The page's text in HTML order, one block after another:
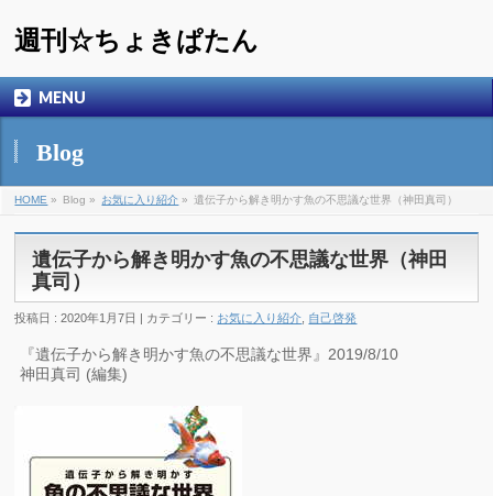
週刊☆ちょきぱたん
MENU
Blog
HOME » Blog » お気に入り紹介 » 遺伝子から解き明かす魚の不思議な世界（神田真司）
遺伝子から解き明かす魚の不思議な世界（神田
真司）
投稿日 : 2020年1月7日 | カテゴリー : お気に入り紹介 自己啓発
『遺伝子から解き明かす魚の不思議な世界』2019/8/10
神田真司 (編集)